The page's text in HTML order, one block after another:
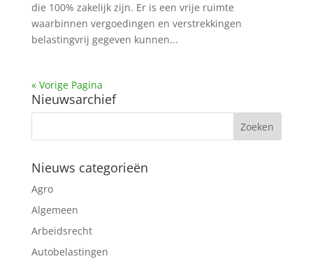
die 100% zakelijk zijn. Er is een vrije ruimte
waarbinnen vergoedingen en verstrekkingen
belastingvrij gegeven kunnen...
« Vorige Pagina
Nieuwsarchief
Nieuws categorieën
Agro
Algemeen
Arbeidsrecht
Autobelastingen